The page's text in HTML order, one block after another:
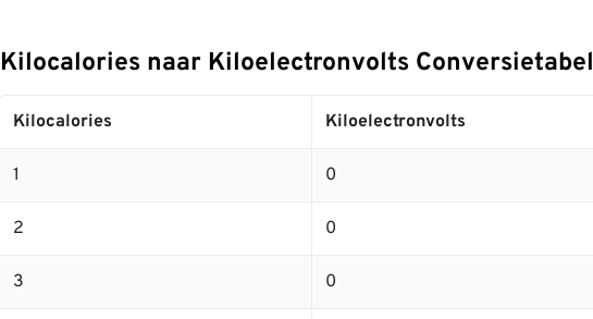
Kilocalories naar Kiloelectronvolts Conversietabel
Kilocalories Kiloelectronvolts
1 0
2 0
3 0